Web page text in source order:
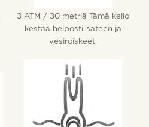
3 ATM / 30 metriä Tämä kello
kestää helposti sateen ja
vesiroiskeet.